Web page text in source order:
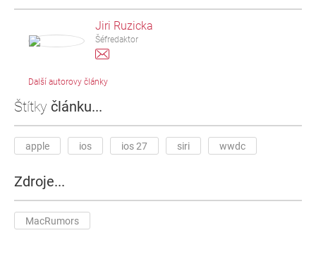
Jiri Ruzicka
Šéfredaktor
Další autorovy články
Štítky článku...
apple ios ios 27 siri wwdc
Zdroje...
MacRumors